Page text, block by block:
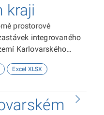
kraji
prostorové
integrovaného
Karlovarského
WGS
integrovaného
Excel XLSX